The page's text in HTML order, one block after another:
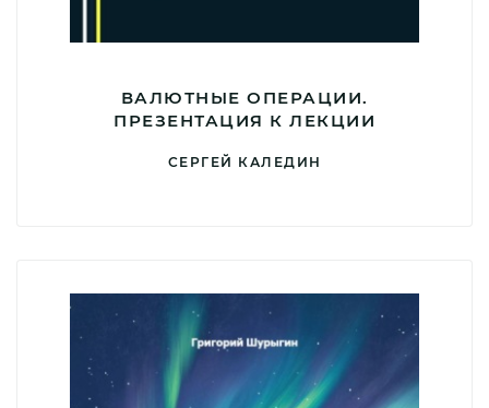
ВАЛЮТНЫЕ ОПЕРАЦИИ.
ПРЕЗЕНТАЦИЯ К ЛЕКЦИИ
СЕРГЕЙ КАЛЕДИН